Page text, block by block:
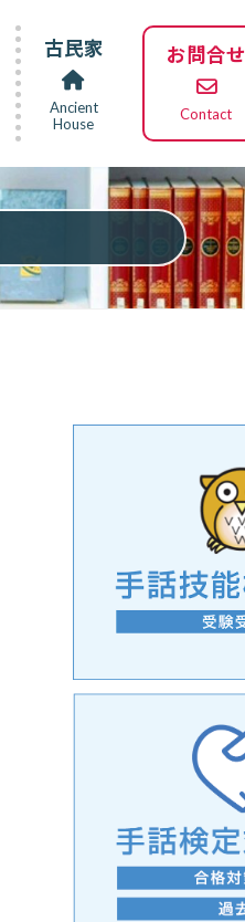
古民家
Ancient
House
お問合せ
Contact